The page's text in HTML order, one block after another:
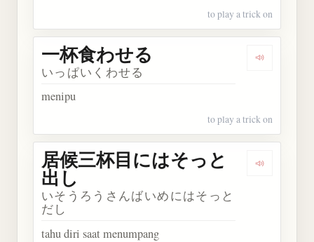
to play a trick on
Dengarkan
一杯食わせる
いっぱいくわせる
menipu
to play a trick on
居候三杯目にはそっと
出し
いそうろうさんばいめにはそっと
だし
tahu diri saat menumpang